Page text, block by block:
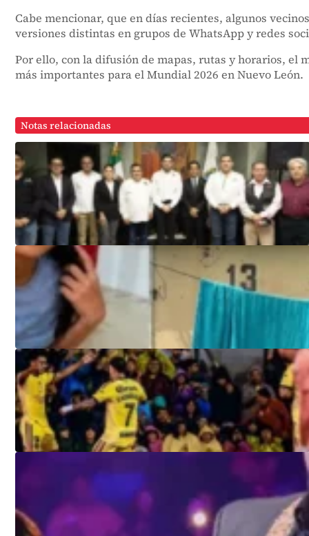
Cabe mencionar, que en días recientes, algunos
versiones distintas en grupos de WhatsApp y redes
Por ello, con la difusión de mapas, rutas y horarios, el
más importantes para el Mundial 2026 en Nuevo León.
Notas relacionadas